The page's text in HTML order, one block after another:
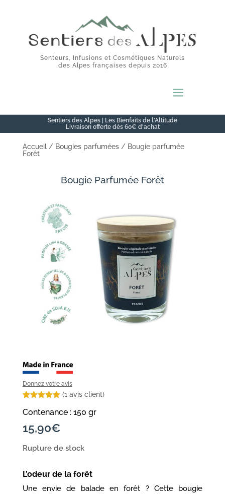
Senteurs, Infusions et Cosmétiques Naturels
des Alpes françaises depuis 2016
a
Sentiers des Alpes | Les Bienfaits de l'Altitude
Livraison offerte dès 60€ d'achat
Accueil/ Bougies parfumées/ Bougie parfumée
Forêt
Bougie Parfumée Forêt
Donnez votre avis
sur 5
notation
client
(1 avis client)
Contenance : 150 gr
15,90€
Rupture de stock
L’odeur de la forêt
Une envie de balade en forêt ? Cette bougie